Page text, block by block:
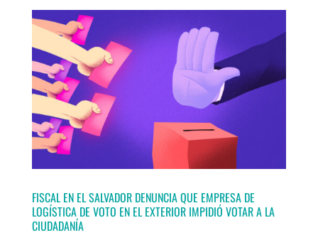
FISCAL EN EL SALVADOR DENUNCIA QUE EMPRESA DE
LOGÍSTICA DE VOTO EN EL EXTERIOR IMPIDIÓ VOTAR A LA
CIUDADANÍA